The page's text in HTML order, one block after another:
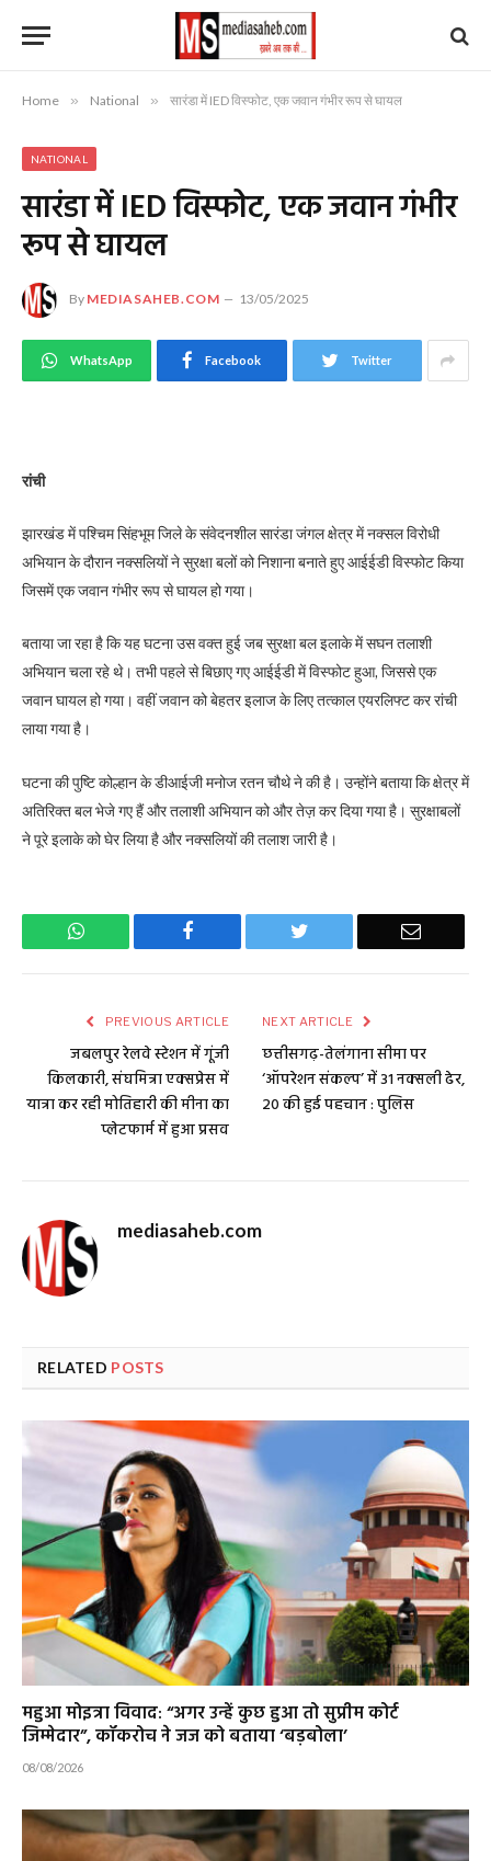
Home » National » सारंडा में IED विस्फोट, एक जवान गंभीर रूप से घायल
NATIONAL
सारंडा में IED विस्फोट, एक जवान गंभीर
रूप से घायल
By MEDIASAHEB.COM 13/05/2025
WhatsApp Facebook Twitter
रांची
झारखंड में पश्चिम सिंहभूम जिले के संवेदनशील सारंडा जंगल क्षेत्र में नक्सल विरोधी
अभियान के दौरान नक्सलियों ने सुरक्षा बलों को निशाना बनाते हुए आईईडी विस्फोट किया
जिसमें एक जवान गंभीर रूप से घायल हो गया।
बताया जा रहा है कि यह घटना उस वक्त हुई जब सुरक्षा बल इलाके में सघन तलाशी
अभियान चला रहे थे। तभी पहले से बिछाए गए आईईडी में विस्फोट हुआ, जिससे एक
जवान घायल हो गया। वहीं जवान को बेहतर इलाज के लिए तत्काल एयरलिफ्ट कर रांची
लाया गया है।
घटना की पुष्टि कोल्हान के डीआईजी मनोज रतन चौथे ने की है। उन्होंने बताया कि क्षेत्र में
अतिरिक्त बल भेजे गए हैं और तलाशी अभियान को और तेज़ कर दिया गया है। सुरक्षाबलों
ने पूरे इलाके को घेर लिया है और नक्सलियों की तलाश जारी है।
WhatsApp Facebook Twitter Email
PREVIOUS ARTICLE
जबलपुर रेलवे स्टेशन में गूंजी
किलकारी, संघमित्रा एक्सप्रेस में
यात्रा कर रही मोतिहारी की मीना का
प्लेटफार्म में हुआ प्रसव
NEXT ARTICLE
छत्तीसगढ़-तेलंगाना सीमा पर
‘ऑपरेशन संकल्प’ में 31 नक्सली ढेर,
20 की हुई पहचान : पुलिस
mediasaheb.com
RELATED POSTS
महुआ मोइत्रा विवाद: “अगर उन्हें कुछ हुआ तो सुप्रीम कोर्ट
जिम्मेदार”, कॉकरोच ने जज को बताया ‘बड़बोला’
08/08/2026